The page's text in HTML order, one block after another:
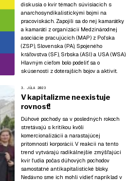
diskusia o kvír témach súvisiacich s
anarchosyndikalistickými bojmi na
pracoviskách. Zapojili sa do nej kamarátky
a kamaráti z organizácií Medzinárodnej
asociácie pracujúcich (MAP) z Poľska
(ZSP), Slovenska (PA), Spojeného
kráľovstva (SF), Srbska (ASI) a USA (WSA).
Hlavným cieľom bolo podeliť sa o
skúsenosti z doterajších bojov a aktivít.
3. JÚLA 2023
V kapitalizme neexistuje
rovnosť!
Dúhové pochody sa v posledných rokoch
stretávajú s kritikou kvôli
komercionalizácii a narastajúcej
prítomnosti korporácií. V reakcii na tento
trend vytvárajú radikálnejšie zmýšľajúci
kvír ľudia počas dúhových pochodov
samostatné antikapitalistické bloky.
Nedávno sme ich mohli vidieť napríklad v